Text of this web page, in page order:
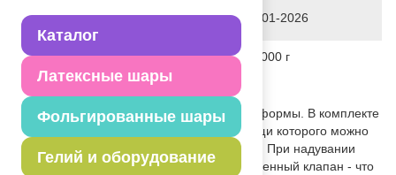
Каталог
Латексные шары
Фольгированные шары
Гелий и оборудование
28-01-2026
Вес 51.000 г
Описание товара
Сложная, объемная фигура указанной формы. В комплекте
с шаром идет белый маркер, при помощи которого можно
написать любое поздравление на шаре! При надувании
используется только гелий. Имеет встроенный клапан - что